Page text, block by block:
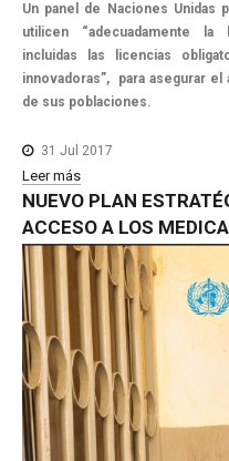
Un panel de Naciones
utilicen “adecuadamente la
incluidas las licencias
innovadoras”, para asegurar
de sus poblaciones.
31 Jul 2017
Leer más
NUEVO PLAN
ACCESO A LOS